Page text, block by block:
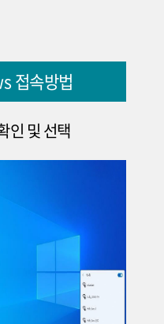
접속방법
인 및 선택